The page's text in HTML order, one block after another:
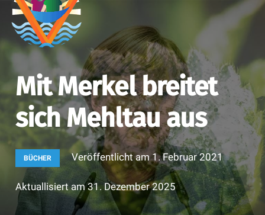
Mit Merkel breitet
sich Mehltau aus
BÜCHER Veröffentlicht am1. Februar 2021
Aktuallisiert am31. Dezember 2025